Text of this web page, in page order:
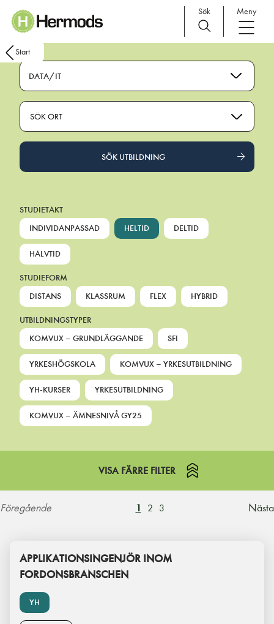
Main Navigation
Sök Meny
Start
DATA/IT
SÖK ORT
SÖK UTBILDNING
STUDIETAKT
INDIVIDANPASSAD
HELTID DELTID
HALVTID
STUDIEFORM
DISTANS
KLASSRUM FLEX HYBRID
UTBILDNINGSTYPER
KOMVUX – GRUNDLÄGGANDE
SFI
YRKESHÖGSKOLA KOMVUX – YRKESUTBILDNING
YH-KURSER YRKESUTBILDNING
KOMVUX – ÄMNESNIVÅ GY25
VISA FÄRRE FILTER
Föregående 1 2 3 Nästa
YH
APPLIKATIONSINGENJÖR INOM
FORDONSBRANSCHEN